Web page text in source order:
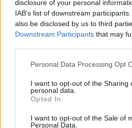
disclosure of your personal
IAB’s list of downstream
also be disclosed by us to third
Downstream Participants that may
Personal Data Processing Opt
I want to opt-out of the Sharing
personal data.
Opted In
I want to opt-out of the Sale of
Personal Data.
mogę a bardzo takiej
Gdzie najchętniej kupujecie
Wolicie galerie handlowe, małe
handy/outlety czy np.